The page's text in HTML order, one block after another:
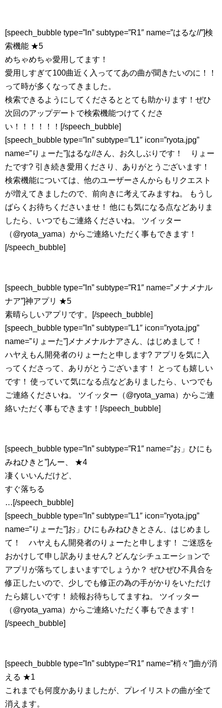
[speech_bubble type=”ln” subtype=”R1″ name=”はるな//”]検
索機能 ★5
めちゃめちゃ愛用してます！
愛用しすぎて100曲近く入っててあの曲が聞きたいのに！！
って時が多くなってきました。
検索できるようにしてくださるととても助かります！ぜひ
次回のアップデートで検索機能つけてくださ
い！！！！！！[/speech_bubble]
[speech_bubble type=”ln” subtype=”L1″ icon=”ryota.jpg”
name=”りょーた”]はるな//さん、お久しぶりです！ りょー
たです? 引き続き愛用くださり、ありがとうございます！
検索機能については、他のユーザーさんからもリクエスト
が増えてきましたので、前向きに考えてみますね。 もうし
ばらくお待ちくださいませ！ 他にも気になる点などありま
したら、いつでもご連絡くださいね。 ツイッター
（@ryota_yama）からご連絡いただく事もできます！
[/speech_bubble]
[speech_bubble type=”ln” subtype=”R1″ name=”メナメナル
ナア”]神アプリ ★5
素晴らしいアプリです。[/speech_bubble]
[speech_bubble type=”ln” subtype=”L1″ icon=”ryota.jpg”
name=”りょーた”]メナメナルナアさん、はじめまして！
ハヤえもん開発者のりょーたと申します? アプリを気に入
ってくださって、ありがとうございます！ とっても嬉しい
です！ 使っていて気になる点などありましたら、いつでも
ご連絡くださいね。 ツイッター（@ryota_yama）からご連
絡いただく事もできます！[/speech_bubble]
[speech_bubble type=”ln” subtype=”R1″ name=”お」ひにも
みねひきと”]んー、 ★4
凄くいいんだけど、
すぐ落ちる
…[/speech_bubble]
[speech_bubble type=”ln” subtype=”L1″ icon=”ryota.jpg”
name=”りょーた”]お」ひにもみねひきとさん、はじめまし
て！ ハヤえもん開発者のりょーたと申します！ ご迷惑を
おかけして申し訳ありません? どんなシチュエーションで
アプリが落ちてしまいますでしょうか？ ぜひぜひ不具合を
修正したいので、少しでも修正の為の手がかりをいただけ
たら嬉しいです！ 続報お待ちしてますね。 ツイッター
（@ryota_yama）からご連絡いただく事もできます！
[/speech_bubble]
[speech_bubble type=”ln” subtype=”R1″ name=”梢々”]曲が消
える ★1
これまでも何度かありましたが、プレイリストの曲が全て
消えます。